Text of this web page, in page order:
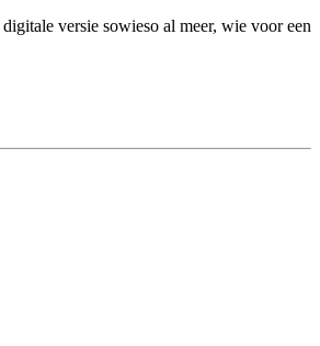
versie sowieso al meer, wie voor een